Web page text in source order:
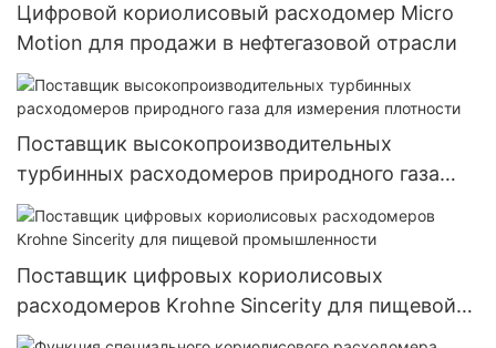
Цифровой кориолисовый расходомер Micro
Motion для продажи в нефтегазовой отрасли
Поставщик высокопроизводительных
турбинных расходомеров природного газа
для измерения плотности
Поставщик цифровых кориолисовых
расходомеров Krohne Sincerity для пищевой
промышленности